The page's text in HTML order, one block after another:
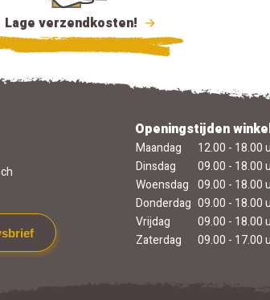
Lage verzendkosten!
Openingstijden
Maandag
12.00 - 18.00
Dinsdag
09.00 - 18.00
Woensdag 09.00 - 18.00
Donderdag 09.00 - 18.00
Vrijdag
09.00 - 18.00
Zaterdag
09.00 - 17.00